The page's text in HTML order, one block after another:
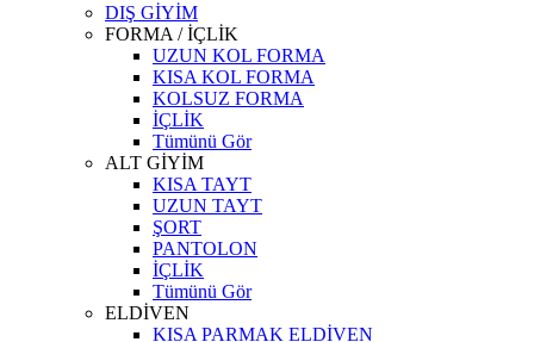
DIŞ GİYİM
FORMA / İÇLİK
UZUN KOL FORMA
KISA KOL FORMA
KOLSUZ FORMA
İÇLİK
Tümünü Gör
ALT GİYİM
KISA TAYT
UZUN TAYT
ŞORT
PANTOLON
İÇLİK
Tümünü Gör
ELDİVEN
KISA PARMAK ELDİVEN